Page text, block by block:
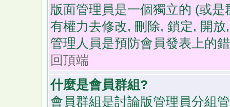
版面管理員是一個獨立的 (或
有權力去修改, 刪除, 鎖定, 開
管理人員是預防會員發表上的
回頂端
什麼是會員群組?
會員群組是討論版管理員分組